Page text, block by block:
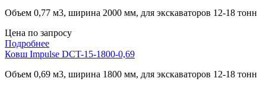
Объем 0,77 м3, ширина 2000 мм, для экскаваторов 12-18 тонн
Цена по запросу
Подробнее
Ковш Impulse DCT-15-1800-0,69
Объем 0,69 м3, ширина 1800 мм, для экскаваторов 12-18 тонн